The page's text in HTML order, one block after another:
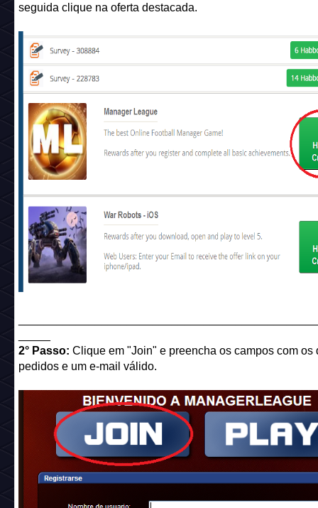
seguida clique na oferta destacada.
2° Passo: Clique em "Join" e preencha os campos com os
pedidos e um e-mail válido.